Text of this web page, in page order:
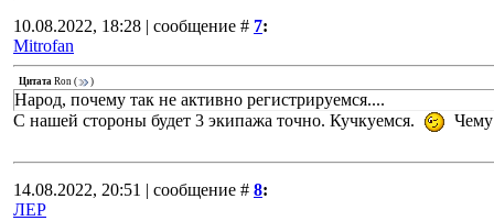
10.08.2022, 18:28 | сообщение # 7:
Mitrofan
Цитата Ron ( )
Народ, почему так не активно регистрируемся....
С нашей стороны будет 3 экипажа точно. Кучкуемся.
Чему
14.08.2022, 20:51 | сообщение # 8:
ЛЕР